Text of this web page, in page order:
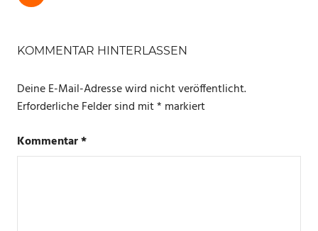
AMAZON
KOMMENTAR HINTERLASSEN
Deine E-Mail-Adresse wird nicht veröffentlicht.
Erforderliche Felder sind mit* markiert
Kommentar*